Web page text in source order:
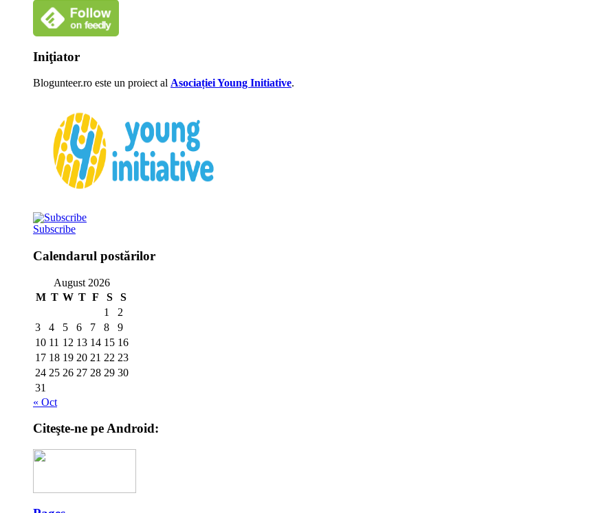
Iniţiator
Blogunteer.ro este un proiect al Asociației Young Initiative.
Subscribe
Calendarul postărilor
August 2026
M T W T F S
S
1
2
3
4 5 6 7 8
9
10 11 12 13 14 15 16
17 18 19 20 21 22 23
24 25 26 27 28 29 30
31
« Oct
Citeşte-ne pe Android: